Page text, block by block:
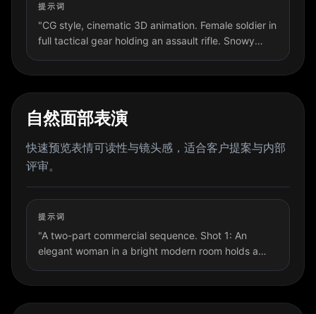
提示词
"CG style, cinematic 3D animation. Female soldier in
full tactical gear holding an assault rifle. Snowy
自然面部表演
快速预览表情可读性与镜头感，适合客户提案与内部
评审。
提示词
"A two-part commercial sequence. Shot 1: An
elegant woman in a bright modern room holds a